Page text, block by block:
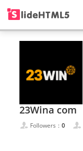
23Wina com
Followers： 0